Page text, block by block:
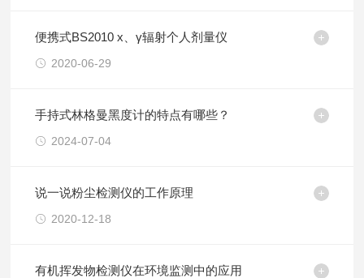
便携式BS2010 x、γ辐射个人剂量仪
2020-06-29
手持式林格曼黑度计的特点有哪些？
2024-07-04
说一说粉尘检测仪的工作原理
2020-12-18
有机挥发物检测仪在环境监测中的应用